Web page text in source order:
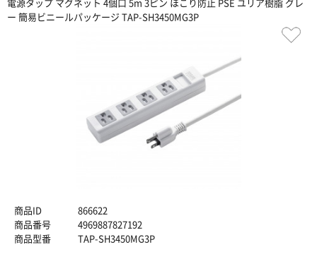
ー 簡易ビニールパッケージ TAP-SH3450MG3P
商品ID
866622
商品番号
4969887827192
商品型番
TAP-SH3450MG3P